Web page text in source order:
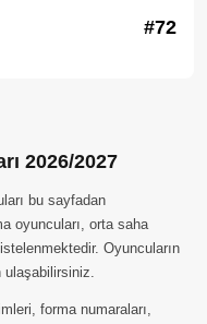
#72
2026/2027
bu sayfadan
oyuncuları, orta saha
Oyuncuların
ulaşabilirsiniz.
forma numaraları,